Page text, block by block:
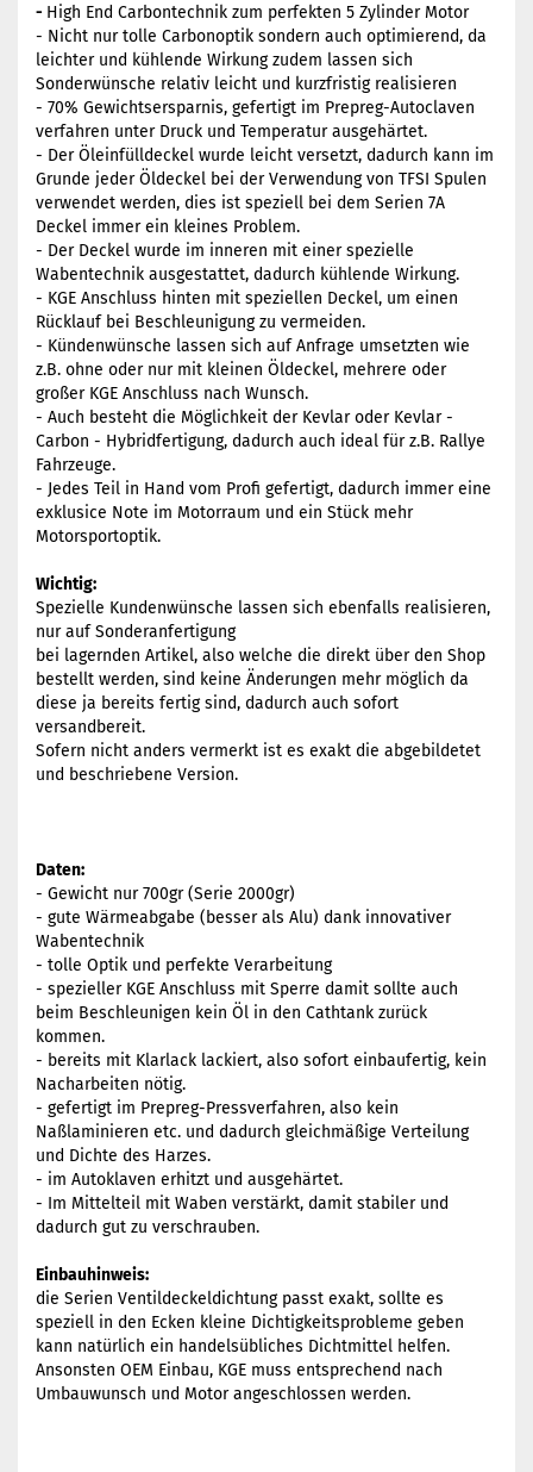
- High End Carbontechnik zum perfekten 5 Zylinder Motor
- Nicht nur tolle Carbonoptik sondern auch optimierend, da
leichter und kühlende Wirkung zudem lassen sich
Sonderwünsche relativ leicht und kurzfristig realisieren
- 70% Gewichtsersparnis, gefertigt im Prepreg-Autoclaven
verfahren unter Druck und Temperatur ausgehärtet.
- Der Öleinfülldeckel wurde leicht versetzt, dadurch kann im
Grunde jeder Öldeckel bei der Verwendung von TFSI Spulen
verwendet werden, dies ist speziell bei dem Serien 7A
Deckel immer ein kleines Problem.
- Der Deckel wurde im inneren mit einer spezielle
Wabentechnik ausgestattet, dadurch kühlende Wirkung.
- KGE Anschluss hinten mit speziellen Deckel, um einen
Rücklauf bei Beschleunigung zu vermeiden.
- Kündenwünsche lassen sich auf Anfrage umsetzten wie
z.B. ohne oder nur mit kleinen Öldeckel, mehrere oder
großer KGE Anschluss nach Wunsch.
- Auch besteht die Möglichkeit der Kevlar oder Kevlar -
Carbon - Hybridfertigung, dadurch auch ideal für z.B. Rallye
Fahrzeuge.
- Jedes Teil in Hand vom Profi gefertigt, dadurch immer eine
exklusice Note im Motorraum und ein Stück mehr
Motorsportoptik.
Wichtig:
Spezielle Kundenwünsche lassen sich ebenfalls realisieren,
nur auf Sonderanfertigung
bei lagernden Artikel, also welche die direkt über den Shop
bestellt werden, sind keine Änderungen mehr möglich da
diese ja bereits fertig sind, dadurch auch sofort
versandbereit.
Sofern nicht anders vermerkt ist es exakt die abgebildetet
und beschriebene Version.
Daten:
- Gewicht nur 700gr (Serie 2000gr)
- gute Wärmeabgabe (besser als Alu) dank innovativer
Wabentechnik
- tolle Optik und perfekte Verarbeitung
- spezieller KGE Anschluss mit Sperre damit sollte auch
beim Beschleunigen kein Öl in den Cathtank zurück
kommen.
- bereits mit Klarlack lackiert, also sofort einbaufertig, kein
Nacharbeiten nötig.
- gefertigt im Prepreg-Pressverfahren, also kein
Naßlaminieren etc. und dadurch gleichmäßige Verteilung
und Dichte des Harzes.
- im Autoklaven erhitzt und ausgehärtet.
- Im Mittelteil mit Waben verstärkt, damit stabiler und
dadurch gut zu verschrauben.
Einbauhinweis:
die Serien Ventildeckeldichtung passt exakt, sollte es
speziell in den Ecken kleine Dichtigkeitsprobleme geben
kann natürlich ein handelsübliches Dichtmittel helfen.
Ansonsten OEM Einbau, KGE muss entsprechend nach
Umbauwunsch und Motor angeschlossen werden.